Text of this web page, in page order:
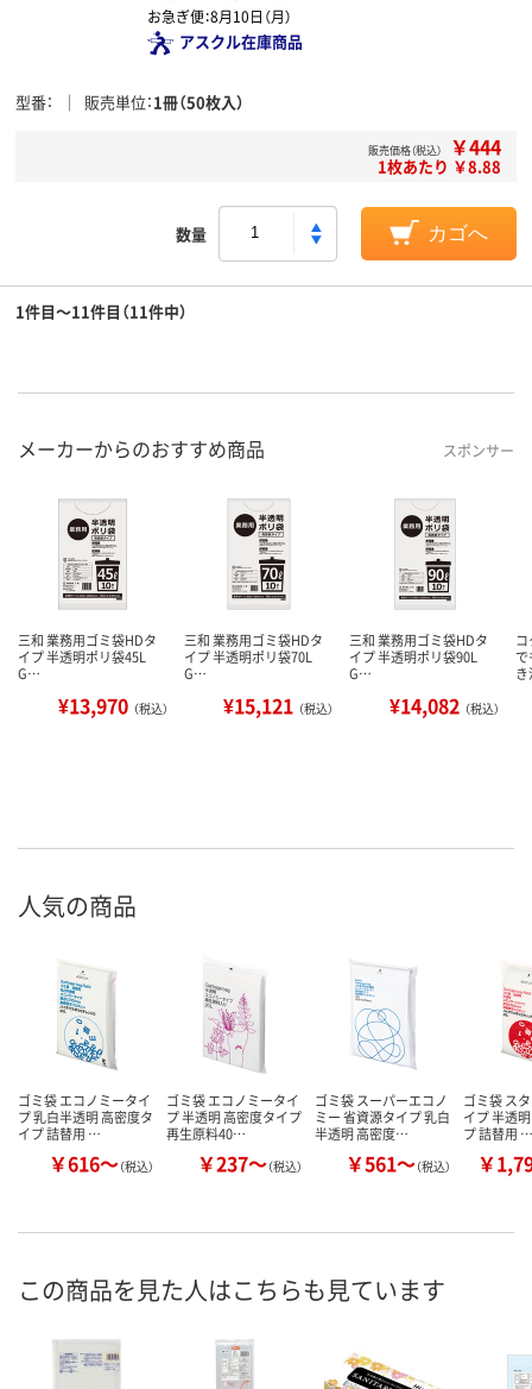
お急ぎ便：8月10日（月）
アスクル在庫商品
型番 販売単位 1冊（50枚入）
販売価格（税込） ￥444
1枚あたり ￥8.88
数量 カゴへ
1件目～11件目（11件中）
メーカーからのおすすめ商品 スポンサー
三和 業務用ゴミ袋HDタ
イプ 半透明ポリ袋45L
G…
¥13,970 （税込）
三和 業務用ゴミ袋HDタ
イプ 半透明ポリ袋70L
G…
¥15,121 （税込）
三和 業務用ゴミ袋HDタ
イプ 半透明ポリ袋90L
G…
¥14,082 （税込）
人気の商品
ゴミ袋 エコノミータイ
プ 乳白半透明 高密度タ
イプ 詰替用 …
￥616～（税込）
ゴミ袋 エコノミータイ
プ 半透明 高密度タイプ
再生原料40…
￥237～（税込）
ゴミ袋 スーパーエコノ
ミー 省資源タイプ 乳白
半透明 高密度…
￥561～（税込）
ゴミ袋 ス
イプ 半透
プ 詰替用 …
￥
この商品を見た人はこちらも見ています